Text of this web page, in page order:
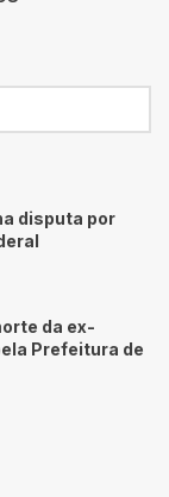
disputa por
da ex-
Prefeitura de